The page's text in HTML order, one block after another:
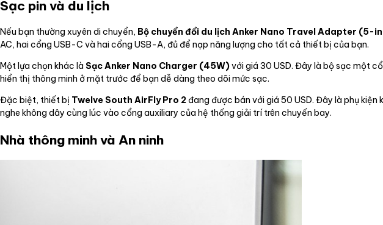
Sạc pin và du lịch
Nếu bạn thường xuyên di chuyển, Bộ chuyển đổi du lịch Anker Nano Travel Adapter (5-
AC, hai cổng USB-C và hai cổng USB-A, đủ để nạp năng lượng cho tất cả thiết bị của bạn.
Một lựa chọn khác là Sạc Anker Nano Charger (45W)với giá 30 USD. Đây là bộ sạc một
hiển thị thông minh ở mặt trước để bạn dễ dàng theo dõi mức sạc.
Đặc biệt, thiết bị Twelve South AirFly Pro 2đang được bán với giá 50 USD. Đây là phụ
nghe không dây cùng lúc vào cổng auxiliary của hệ thống giải trí trên chuyến bay.
Nhà thông minh và An ninh